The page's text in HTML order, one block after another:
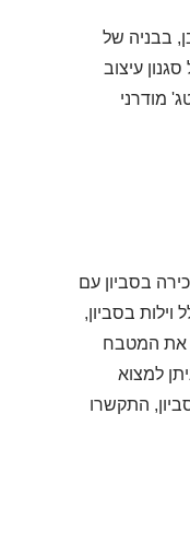
בבניה של
עיצוב
מודרני
בסביון עם
בסביון,
את המטבח
למצוא
התקשרו